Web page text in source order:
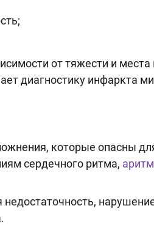
от тяжести и
диагностику инфаркта
которые опасны
сердечного ритма,
недостаточность,